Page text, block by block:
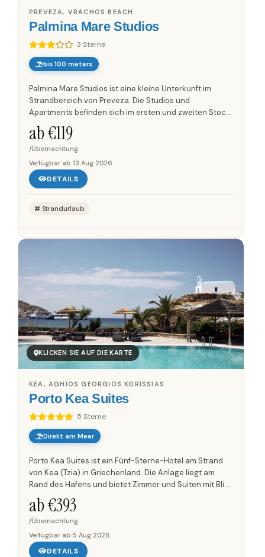
Palmina Mare Studios
3 Sterne
PREVEZA, VRACHOS BEACH
bis 100 meters
Palmina Mare Studios ist eine kleine Unterkunft im
Strandbereich von Preveza. Die Studios und
Apartments befinden sich im ersten und zweiten Stock
und bieten insgesamt Platz für bis zu 20 Personen. Die
Einheiten sind...
ab €119
/Übernachtung
Verfügbar ab 13 Aug 2026
DETAILS
Strandurlaub
KLICKEN SIE AUF DIE KARTE
Porto Kea Suites
5 Sterne
KEA, AGHIOS GEORGIOS KORISSIAS
Direkt am Meer
Porto Kea Suites ist ein Fünf-Sterne-Hotel am Strand
von Kea (Tzia) in Griechenland. Die Anlage liegt am
Rand des Hafens und bietet Zimmer und Suiten mit Blick
auf den Hafen und die Ägäis. Die einzelnen
Unterkünfte...
ab €393
/Übernachtung
Verfügbar ab 5 Aug 2026
DETAILS